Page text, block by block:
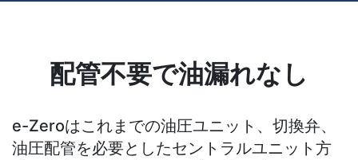
配管不要で油漏れなし
e-Zeroはこれまでの油圧ユニット、切換弁、
油圧配管を必要としたセントラルユニット方